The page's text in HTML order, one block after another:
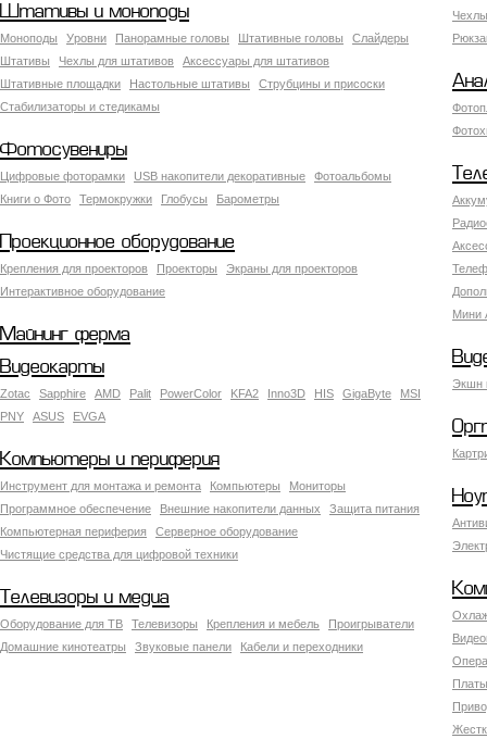
Штативы и моноподы
Моноподы Уровни Панорамные головы Штативные головы
Слайдеры
Штативы
Чехлы для штативов
Аксессуары для штативов
Штативные площадки
Настольные штативы
Струбцины и присоски
Стабилизаторы и стедикамы
Фотосувениры
Цифровые фоторамки USB накопители декоративные
Фотоальбомы
Книги о Фото
Термокружки Глобусы Барометры
Мини
Проекционное оборудование
Крепления для проекторов Проекторы
Экраны для проекторов
Интерактивное оборудование
Майнинг ферма
Экшн
Видеокарты
Zotac Sapphire AMD Palit PowerColor KFA2 Inno3D HIS GigaByte
MSI
PNY
ASUS EVGA
Компьютеры и периферия
Инструмент для монтажа и ремонта Компьютеры
Мониторы
Программное обеспечение
Внешние накопители данных
Защита питания
Компьютерная периферия
Серверное оборудование
Чистящие средства для цифровой техники
Телевизоры и медиа
Оборудование для ТВ Телевизоры Крепления и мебель
Проигрыватели
Домашние кинотеатры
Звуковые панели Кабели и переходники